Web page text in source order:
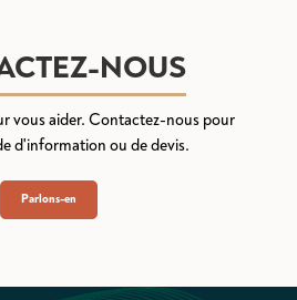
NOUS
vous aider. Contactez-nous pour
d'information ou de devis.
Parlons-en